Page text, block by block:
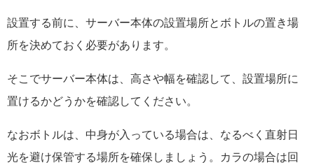
設置する前に、サーバー本体の設置場所とボトルの置き場
所を決めておく必要があります。
そこでサーバー本体は、高さや幅を確認して、設置場所に
置けるかどうかを確認してください。
なおボトルは、中身が入っている場合は、なるべく直射日
光を避け保管する場所を確保しましょう。カラの場合は回